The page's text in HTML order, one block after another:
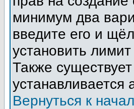
минимум два
введите его и
установить
Также
устанавливается
Вернуться к